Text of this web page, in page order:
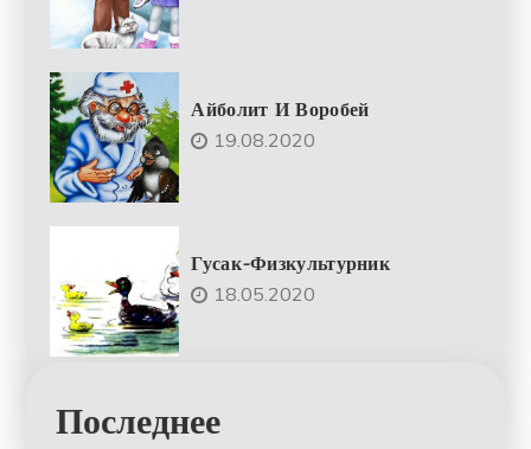
Айболит И Воробей
19.08.2020
Гусак-Физкультурник
18.05.2020
Последнее